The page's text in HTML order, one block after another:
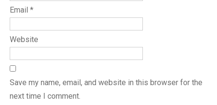
Email *
Website
Save my name, email, and website in this browser for the
next time I comment.